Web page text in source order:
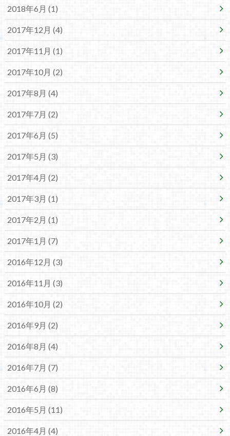
2018年6月 (1)
2017年12月 (4)
2017年11月 (1)
2017年10月 (2)
2017年8月 (4)
2017年7月 (2)
2017年6月 (5)
2017年5月 (3)
2017年4月 (2)
2017年3月 (1)
2017年2月 (1)
2017年1月 (7)
2016年12月 (3)
2016年11月 (3)
2016年10月 (2)
2016年9月 (2)
2016年8月 (4)
2016年7月 (7)
2016年6月 (8)
2016年5月 (11)
2016年4月 (4)